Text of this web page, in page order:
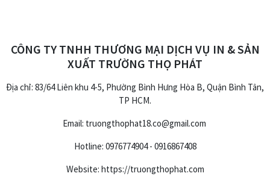
CÔNG TY TNHH THƯƠNG MẠI DỊCH VỤ IN & SẢN
XUẤT TRƯỜNG THỌ PHÁT
Địa chỉ: 83/64 Liên khu 4-5, Phường Bình Hưng Hòa B, Quận Bình Tân,
TP HCM.
Email: truongthophat18.co@gmail.com
Hotline: 0976774904 - 0916867408
Website: https://truongthophat.com